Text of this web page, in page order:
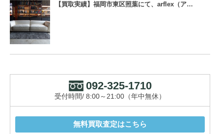
【買取実績】福岡市東区照葉にて、arflex（ア…
092-325-1710
受付時間/ 8:00～21:00（年中無休）
無料買取査定はこちら